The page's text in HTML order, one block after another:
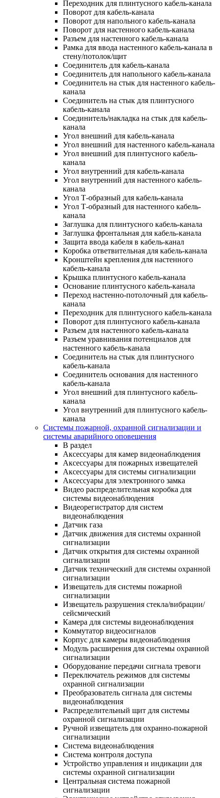
Переходник для плинтусного кабель-канала
Поворот для кабель-канала
Поворот для напольного кабель-канала
Поворот для настенного кабель-канала
Разъем для настенного кабель-канала
Рамка для ввода настенного кабель-канала в
стену/потолок/щит
Соединитель для кабель-канала
Соединитель для напольного кабель-канала
Соединитель на стык для настенного кабель-
канала
Соединитель на стык для плинтусного
кабель-канала
Соединитель/накладка на стык для кабель-
канала
Угол внешний для кабель-канала
Угол внешний для настенного кабель-канала
Угол внешний для плинтусного кабель-
канала
Угол внутренний для кабель-канала
Угол внутренний для настенного кабель-
канала
Угол Т-образный для кабель-канала
Угол Т-образный для настенного кабель-
канала
Заглушка для плинтусного кабель-канала
Заглушка фронтальная для кабель-канала
Защита ввода кабеля в кабель-канал
Коробка ответвительная для кабель-канала
Кронштейн крепления для настенного
кабель-канала
Крышка плинтусного кабель-канала
Основание плинтусного кабель-канала
Переход настенно-потолочный для кабель-
канала
Переходник для плинтусного кабель-канала
Поворот для плинтусного кабель-канала
Разъем для настенного кабель-канала
Разъем уравнивания потенциалов для
настенного кабель-канала
Соединитель на стык для плинтусного
кабель-канала
Соединитель основания для настенного
кабель-канала
Угол внешний для плинтусного кабель-
канала
Угол внутренний для плинтусного кабель-
канала
Системы пожарной, охранной сигнализации и
системы аварийного оповещения
В раздел
Аксессуары для камер видеонаблюдения
Аксессуары для пожарных извещателей
Аксессуары для системы сигнализации
Аксессуары для электронного замка
Видео распределительная коробка для
системы видеонаблюдения
Видеорегистратор для систем
видеонаблюдения
Датчик газа
Датчик движения для системы охранной
сигнализации
Датчик открытия для системы охранной
сигнализации
Датчик технический для системы охранной
сигнализации
Извещатель для системы пожарной
сигнализации
Извещатель разрушения стекла/вибрации/
сейсмический
Камера для системы видеонаблюдения
Коммутатор видеосигналов
Корпус для камеры видеонаблюдения
Модуль расширения для системы охранной
сигнализации
Оборудование передачи сигнала тревоги
Переключатель режимов для системы
охранной сигнализации
Преобразователь сигнала для системы
видеонаблюдения
Распределительный щит для системы
охранной сигнализации
Ручной извещатель для охранно-пожарной
сигнализации
Система видеонаблюдения
Система контроля доступа
Устройство управления и индикации для
системы охранной сигнализации
Центральная система пожарной
сигнализации